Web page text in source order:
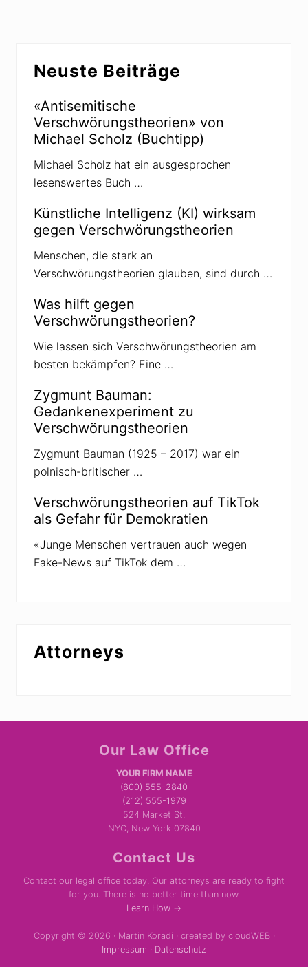
Neuste Beiträge
«Antisemitische
Verschwörungstheorien» von
Michael Scholz (Buchtipp)
Michael Scholz hat ein ausgesprochen
lesenswertes Buch …
Künstliche Intelligenz (KI) wirksam
gegen Verschwörungstheorien
Menschen, die stark an
Verschwörungstheorien glauben, sind durch …
Was hilft gegen
Verschwörungstheorien?
Wie lassen sich Verschwörungstheorien am
besten bekämpfen? Eine …
Zygmunt Bauman:
Gedankenexperiment zu
Verschwörungstheorien
Zygmunt Bauman (1925 – 2017) war ein
polnisch-britischer …
Verschwörungstheorien auf TikTok
als Gefahr für Demokratien
«Junge Menschen vertrauen auch wegen
Fake-News auf TikTok dem …
Attorneys
Our Law Office
YOUR FIRM NAME
(800) 555-2840
(212) 555-1979
524 Market St.
NYC, New York 07840
Contact Us
Contact our legal office today. Our attorneys are ready to fight
for you. There is no better time than now.
Learn How →
Copyright © 2026 · Martin Koradi · created by cloudWEB ·
Impressum · Datenschutz